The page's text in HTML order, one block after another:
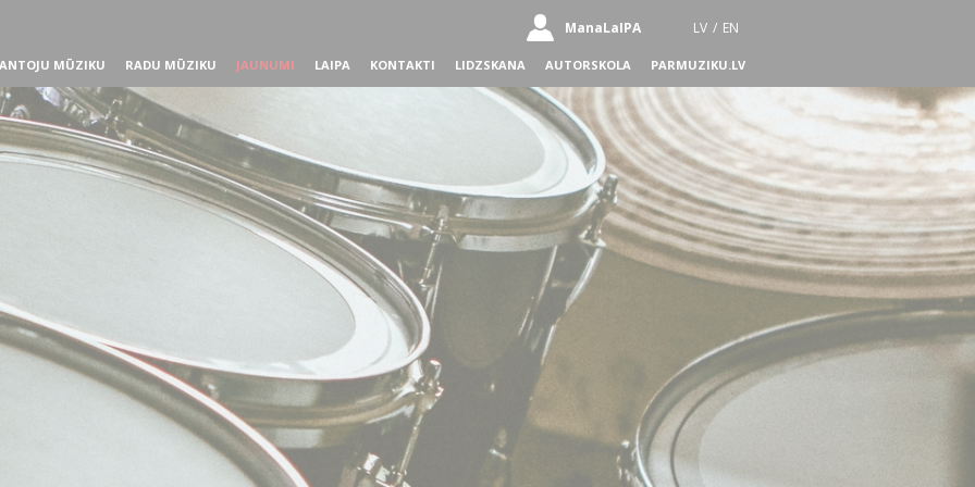
ManaLaIPA LV / EN
MŪZIKU RADU MŪZIKU JAUNUMI LAIPA KONTAKTI LIDZSKANA AUTORSKOLA PARMUZIKU.LV